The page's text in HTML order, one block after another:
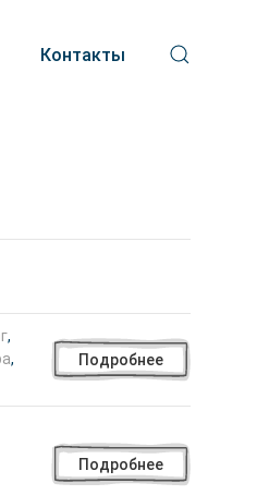
Контакты
,
,
Подробнее
Подробнее